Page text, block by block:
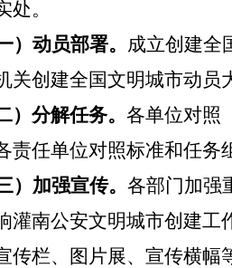
处。
）动员部署。 成立创建全
关创建全国文明城市动员
）分解任务。 各单位对照
责任单位对照标准和任务
）加强宣传。 各部门加强
灌南公安文明城市创建工
传栏、图片展、宣传横幅